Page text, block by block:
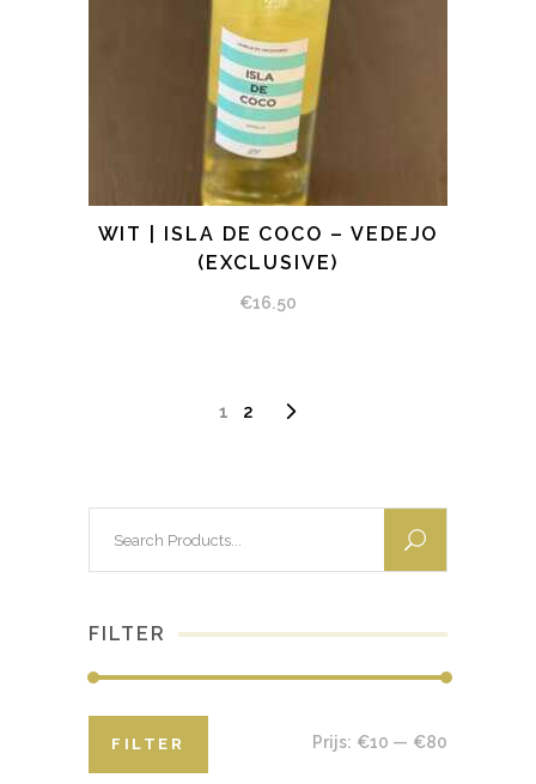
WIT | ISLA DE COCO – VEDEJO
(EXCLUSIVE)
€16.50
1 2
FILTER
FILTER Prijs: €10 — €80